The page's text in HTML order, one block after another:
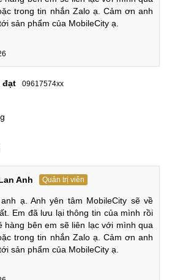
Bên cạnh đó, iQOO 12 chỉ hỗ trợ
hiệu năng chống nước không cao.
hình lớn hơn 6,82 2K, kích thước
hệ trước.
cho trải nghiệm chụp ảnh chất lượng
máy cũng được cải thiện đáng kể
bị chip Snapdragon 8 Elite, có điểm
cao hơn 42% so với điểm số chỉ
13 có pin 6150mAh lớn hơn, có thể
lâu hơn so với pin 5000mAh của
trong tin nhắn Zalo ạ. Cảm ơn anh
sản phẩm của MobileCity ạ.
đạt 09617574xx
Anh Quản trị viên
ạ. Anh yên tâm MobileCity sẽ về
Em đã lưu lại thông tin của mình rồi
hàng bên em sẽ liên lạc với mình qua
trong tin nhắn Zalo ạ. Cảm ơn anh
sản phẩm của MobileCity ạ.